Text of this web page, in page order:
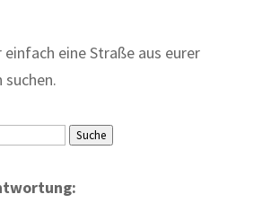
eine Straße aus eurer
suchen.
Suche